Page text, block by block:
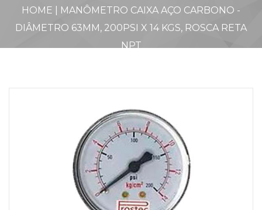
HOME
MANÔMETRO CAIXA AÇO CARBONO -
DIÂMETRO 63MM, 200PSI X 14 KGS, ROSCA RETA
NPT